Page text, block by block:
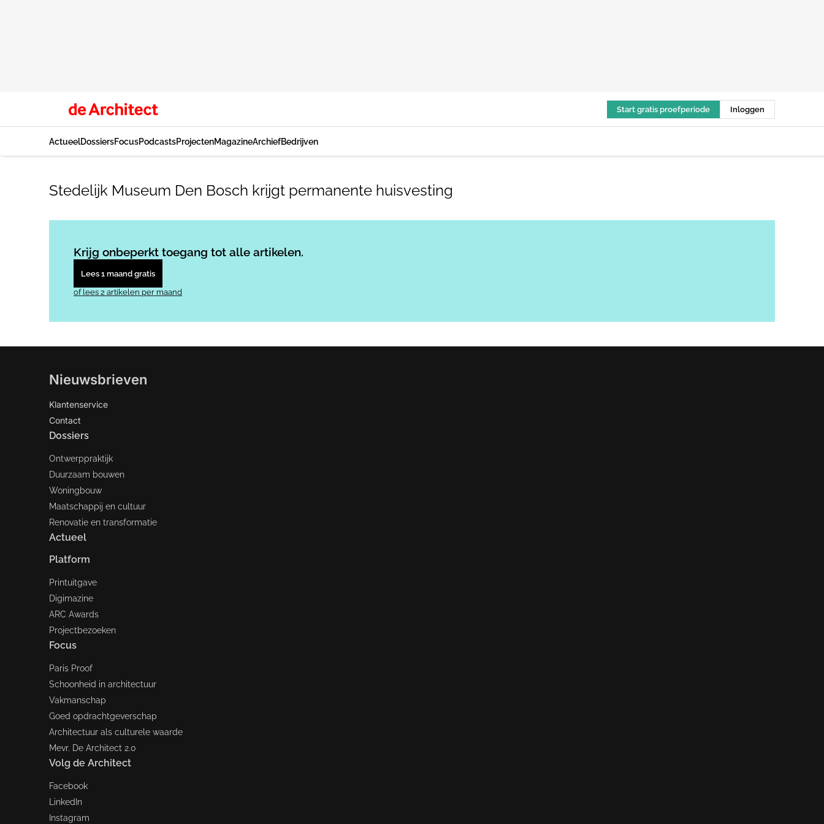
Start gratis proefperiode Inloggen
ActueelDossiersFocusPodcastsProjectenMagazineArchiefBedrijven
Stedelijk Museum Den Bosch krijgt permanente huisvesting
Krijg onbeperkt toegang tot alle artikelen.
Lees 1 maand gratis
of lees 2 artikelen per maand
Nieuwsbrieven
Klantenservice
Contact
Dossiers
Ontwerppraktijk
Duurzaam bouwen
Woningbouw
Maatschappij en cultuur
Renovatie en transformatie
Actueel
Platform
Printuitgave
Digimazine
ARC Awards
Projectbezoeken
Focus
Paris Proof
Schoonheid in architectuur
Vakmanschap
Goed opdrachtgeverschap
Architectuur als culturele waarde
Mevr. De Architect 2.0
Volg de Architect
Facebook
LinkedIn
Instagram